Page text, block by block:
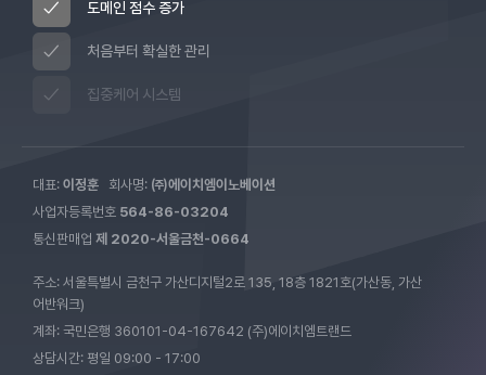
도메인 점수 증가
처음부터 확실한 관리
집중케어 시스템
대표: 이정훈 회사명: ㈜에이치엠이노베이션
사업자등록번호 564-86-03204
통신판매업 제 2020-서울금천-0664
주소: 서울특별시 금천구 가산디지털2로 135, 18층 1821호(가산동, 가산
어반워크)
계좌: 국민은행 360101-04-167642 (주)에이치엠트랜드
상담시간: 평일 09:00 - 17:00